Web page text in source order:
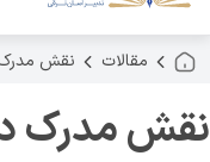
مقالات نقش مدرک
مدرک